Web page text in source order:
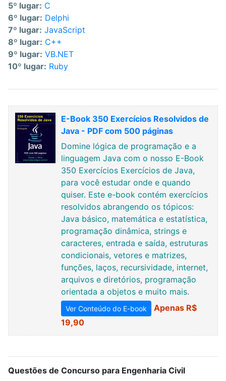
5º lugar: C
6º lugar: Delphi
7º lugar: JavaScript
8º lugar: C++
9º lugar: VB.NET
10º lugar: Ruby
E-Book 350 Exercícios Resolvidos de
Java - PDF com 500 páginas
Domine lógica de programação e a
linguagem Java com o nosso E-Book
350 Exercícios Exercícios de Java,
para você estudar onde e quando
quiser. Este e-book contém exercícios
resolvidos abrangendo os tópicos:
Java básico, matemática e estatística,
programação dinâmica, strings e
caracteres, entrada e saída, estruturas
condicionais, vetores e matrizes,
funções, laços, recursividade, internet,
arquivos e diretórios, programação
orientada a objetos e muito mais.
Ver Conteúdo do E-book
Apenas R$
19,90
Questões de Concurso para Engenharia Civil